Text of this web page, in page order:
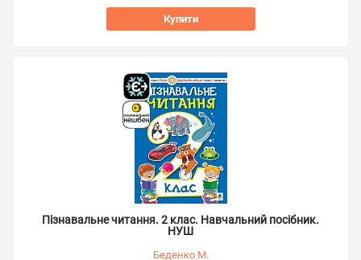
Купити
Пізнавальне читання. 2 клас. Навчальний посібник.
НУШ
Беденко М.